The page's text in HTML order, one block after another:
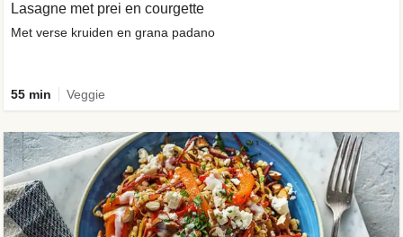
Lasagne met prei en courgette
Met verse kruiden en grana padano
55 min Veggie